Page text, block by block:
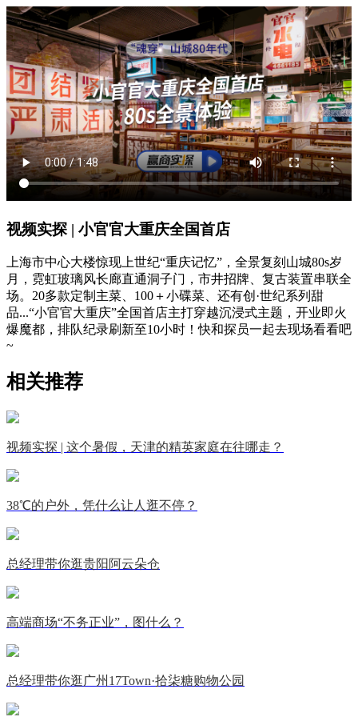
视频实探 | 小官官大重庆全国首店
上海市中心大楼惊现上世纪“重庆记忆”，全景复刻山城80s岁
月，霓虹玻璃风长廊直通洞子门，市井招牌、复古装置串联全
场。20多款定制主菜、100＋小碟菜、还有创·世纪系列甜
品...“小官官大重庆”全国首店主打穿越沉浸式主题，开业即火
爆魔都，排队纪录刷新至10小时！快和探员一起去现场看看吧
~
相关推荐
视频实探 | 这个暑假，天津的精英家庭在往哪走？
38℃的户外，凭什么让人逛不停？
总经理带你逛贵阳阿云朵仓
高端商场“不务正业”，图什么？
总经理带你逛广州17Town·拾柒糖购物公园